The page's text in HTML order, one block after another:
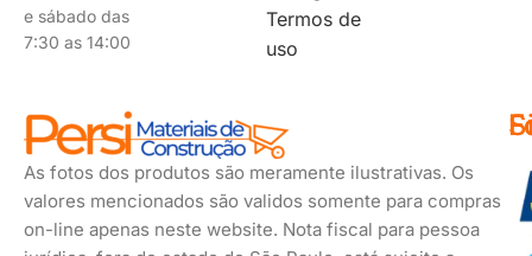
e sábado das
7:30 as 14:00
Termos de
uso
As fotos dos produtos são meramente ilustrativas. Os
valores mencionados são validos somente para compras
on-line apenas neste website. Nota fiscal para pessoa